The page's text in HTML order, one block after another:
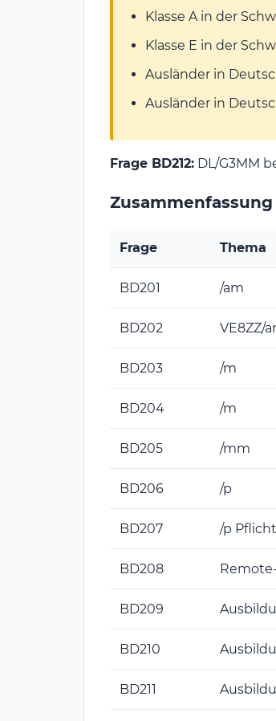
Klasse A in der
Klasse E in der
Ausländer in
Ausländer in
Frage BD212: DL/G3MM
Frage Thema
BD201 /am
BD202 VE8ZZ/
BD203 /m
BD204 /m
BD205 /mm
BD206 /p
BD207 /p
BD208
BD209
BD210
BD211